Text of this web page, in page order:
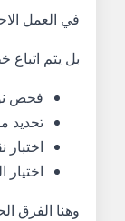
في العمل
بل يتم
فحص
تحديد
اختيار
وهنا الفرق